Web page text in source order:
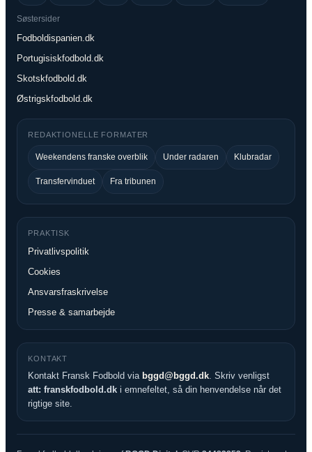
Søstersider
Fodboldispanien.dk
Portugisiskfodbold.dk
Skotskfodbold.dk
Østrigskfodbold.dk
REDAKTIONELLE FORMATER
Weekendens franske overblik Under radaren Klubradar
Transfervinduet Fra tribunen
PRAKTISK
Privatlivspolitik
Cookies
Ansvarsfraskrivelse
Presse & samarbejde
KONTAKT
Kontakt Fransk Fodbold via bggd@bggd.dk. Skriv venligst
att: franskfodbold.dk i emnefeltet, så din henvendelse når det
rigtige site.